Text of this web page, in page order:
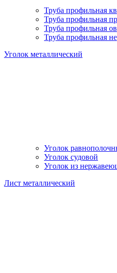
Труба профильная
Труба профильная
Труба профильная
Труба профильная
Уголок металлический
Уголок
Уголок судовой
Уголок из
Лист металлический